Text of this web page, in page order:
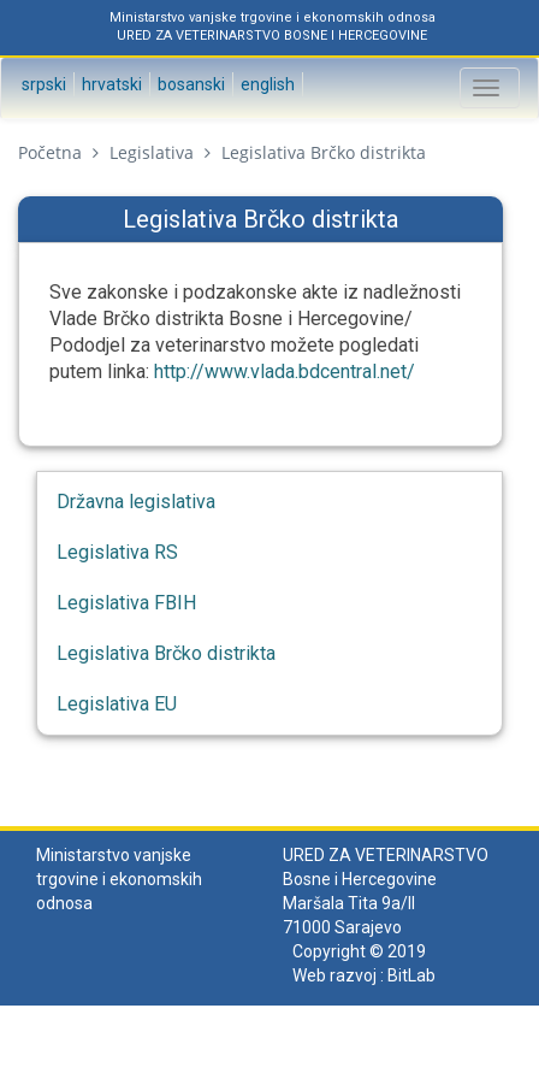
Ministarstvo vanjske trgovine i ekonomskih odnosa
URED ZA VETERINARSTVO BOSNE I HERCEGOVINE
srpski hrvatski bosanski english
Toggle
Početna Legislativa Legislativa Brčko distrikta
Legislativa Brčko distrikta
Sve zakonske i podzakonske akte iz nadležnosti
Vlade Brčko distrikta Bosne i Hercegovine/
Pododjel za veterinarstvo možete pogledati
putem linka: http://www.vlada.bdcentral.net/
Državna legislativa
Legislativa RS
Legislativa FBIH
Legislativa Brčko distrikta
Legislativa EU
Ministarstvo vanjske
trgovine i ekonomskih
odnosa
URED ZA VETERINARSTVO
Bosne i Hercegovine
Maršala Tita 9a/II
71000 Sarajevo
Copyright © 2019
Web razvoj : BitLab